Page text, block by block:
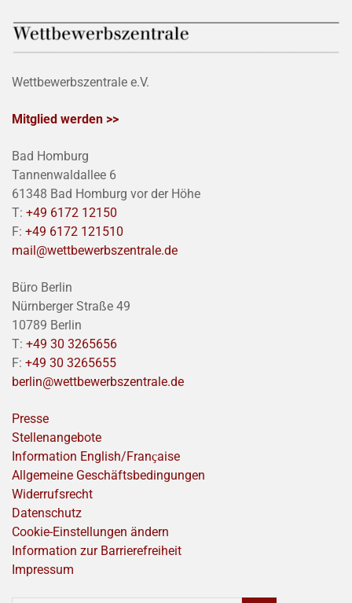
Wettbewerbszentrale e.V.
Mitglied werden >>
Bad Homburg
Tannenwaldallee 6
61348 Bad Homburg vor der Höhe
T: +49 6172 12150
F: +49 6172 121510
mail@wettbewerbszentrale.de
Büro Berlin
Nürnberger Straße 49
10789 Berlin
T: +49 30 3265656
F: +49 30 3265655
berlin@wettbewerbszentrale.de
Presse
Stellenangebote
Information English/Franҫaise
Allgemeine Geschäftsbedingungen
Widerrufsrecht
Datenschutz
Cookie-Einstellungen ändern
Information zur Barrierefreiheit
Impressum